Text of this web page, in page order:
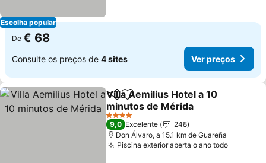
Escolha popular
De € 68
Consulte os preços de 4 sites Ver preços
PartilharAdicionar aos favoritos
Villa Aemilius Hotel a 10
minutos de Mérida
Ver preços
4 Estrelas
9,0 Excelente
248
Don Álvaro, a 15.1 km de Guareña
Piscina exterior aberta o ano todoVer